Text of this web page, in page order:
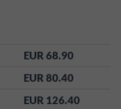
EUR 68.90
EUR 80.40
EUR 126.40